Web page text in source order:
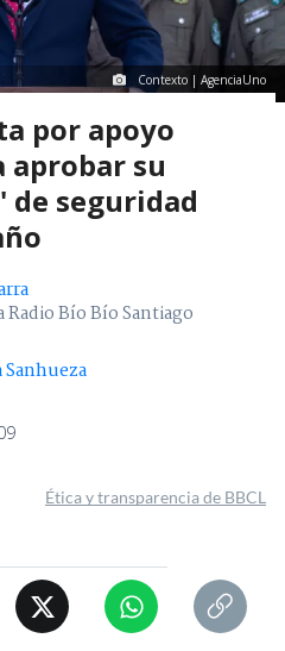
Contexto | AgenciaUno
por apoyo
aprobar su
seguridad
Bío Bío Santiago
Ética y transparencia de BBCL